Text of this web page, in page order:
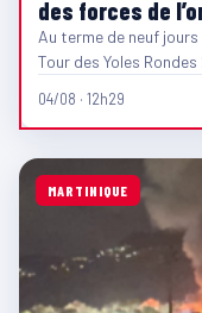
des forces de
Au terme de neuf
Tour des Yoles
04/08 · 12h29
MARTINIQUE